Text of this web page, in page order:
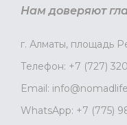
Нам доверяют
г. Алматы, площадь
Телефон: +7 (727)
Email:
WhatsApp: +7 (775)